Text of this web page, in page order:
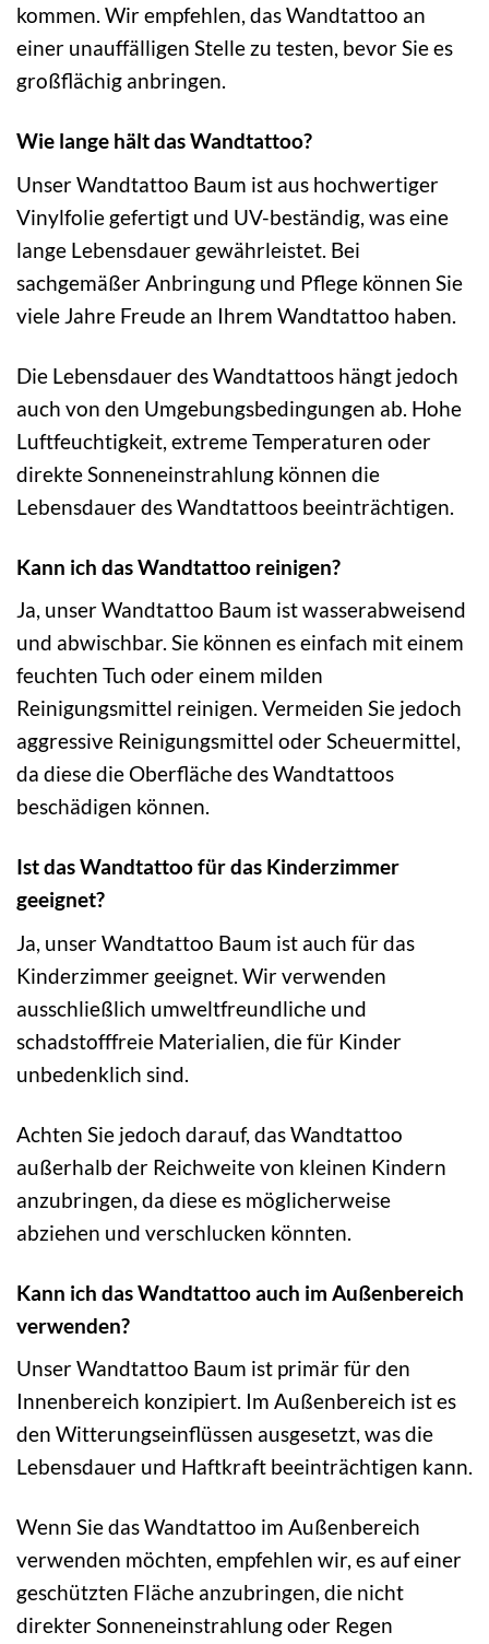
kommen. Wir empfehlen, das Wandtattoo an
einer unauffälligen Stelle zu testen, bevor Sie es
großflächig anbringen.
Wie lange hält das Wandtattoo?
Unser Wandtattoo Baum ist aus hochwertiger
Vinylfolie gefertigt und UV-beständig, was eine
lange Lebensdauer gewährleistet. Bei
sachgemäßer Anbringung und Pflege können Sie
viele Jahre Freude an Ihrem Wandtattoo haben.
Die Lebensdauer des Wandtattoos hängt jedoch
auch von den Umgebungsbedingungen ab. Hohe
Luftfeuchtigkeit, extreme Temperaturen oder
direkte Sonneneinstrahlung können die
Lebensdauer des Wandtattoos beeinträchtigen.
Kann ich das Wandtattoo reinigen?
Ja, unser Wandtattoo Baum ist wasserabweisend
und abwischbar. Sie können es einfach mit einem
feuchten Tuch oder einem milden
Reinigungsmittel reinigen. Vermeiden Sie jedoch
aggressive Reinigungsmittel oder Scheuermittel,
da diese die Oberfläche des Wandtattoos
beschädigen können.
Ist das Wandtattoo für das Kinderzimmer
geeignet?
Ja, unser Wandtattoo Baum ist auch für das
Kinderzimmer geeignet. Wir verwenden
ausschließlich umweltfreundliche und
schadstofffreie Materialien, die für Kinder
unbedenklich sind.
Achten Sie jedoch darauf, das Wandtattoo
außerhalb der Reichweite von kleinen Kindern
anzubringen, da diese es möglicherweise
abziehen und verschlucken könnten.
Kann ich das Wandtattoo auch im Außenbereich
verwenden?
Unser Wandtattoo Baum ist primär für den
Innenbereich konzipiert. Im Außenbereich ist es
den Witterungseinflüssen ausgesetzt, was die
Lebensdauer und Haftkraft beeinträchtigen kann.
Wenn Sie das Wandtattoo im Außenbereich
verwenden möchten, empfehlen wir, es auf einer
geschützten Fläche anzubringen, die nicht
direkter Sonneneinstrahlung oder Regen